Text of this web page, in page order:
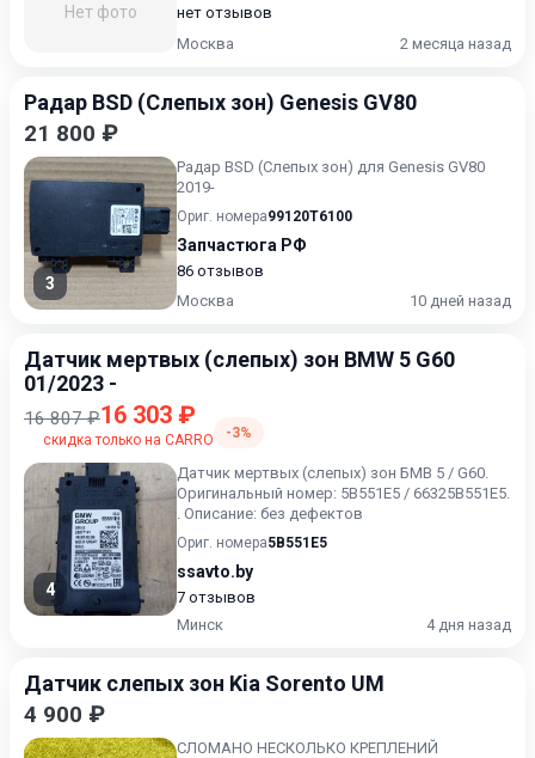
Нет фото
нет отзывов
Москва
2 месяца назад
Радар BSD (Слепых зон) Genesis GV80
21 800 ₽
3
Радар BSD (Слепых зон) для Genesis GV80
2019-
Ориг. номера99120T6100
Запчастюга РФ
86 отзывов
Москва
10 дней назад
Датчик мертвых (слепых) зон BMW 5 G60
01/2023 -
16 807 ₽16 303 ₽
скидка только на CARRO -3%
4
Датчик мертвых (слепых) зон БМВ 5 / G60.
Оригинальный номер: 5В551Е5 / 66325В551Е5.
. Описание: без дефектов
Ориг. номера5B551E5
ssavto.by
7 отзывов
Минск
4 дня назад
Датчик слепых зон Kia Sorento UM
4 900 ₽
СЛОМАНО НЕСКОЛЬКО КРЕПЛЕНИЙ